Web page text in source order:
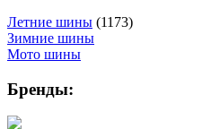
Летние шины (1173)
Зимние шины
Мото шины
Бренды: